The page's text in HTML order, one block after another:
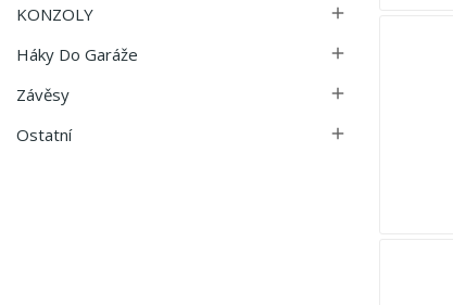
KONZOLY

Háky Do Garáže 
Závěsy 
Ostatní 